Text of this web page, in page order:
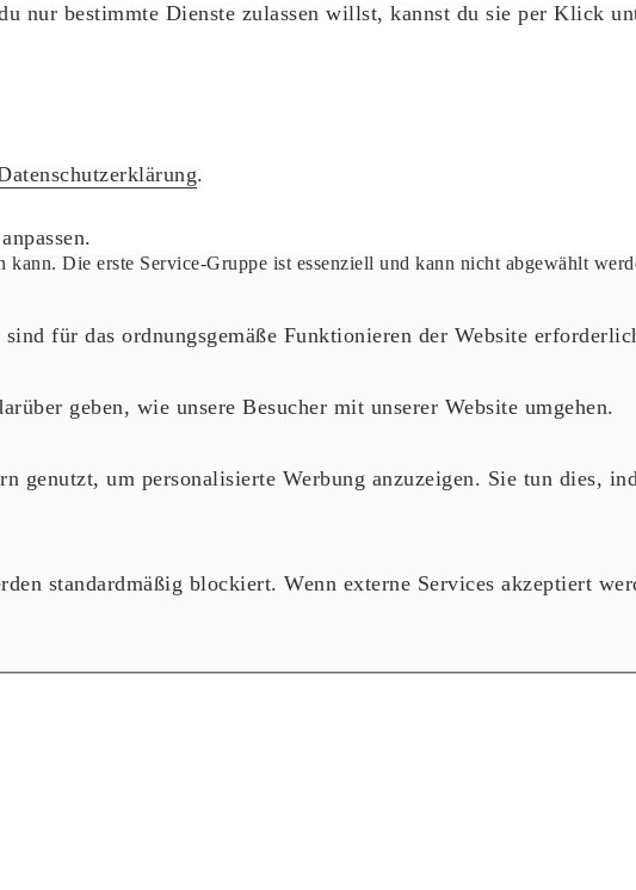
bestimmte Dienste zulassen willst, kannst du sie per Klick
.
Die erste Service-Gruppe ist essenziell und kann nicht abgewählt
für das ordnungsgemäße Funktionieren der Website
geben, wie unsere Besucher mit unserer Website umgehen.
genutzt, um personalisierte Werbung anzuzeigen. Sie tun dies,
standardmäßig blockiert. Wenn externe Services akzeptiert